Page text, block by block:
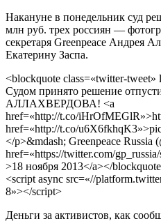
Накануне в понедельник суд
млн руб. трех россиян —
секретаря Greenpeace Андрея
Екатерину Заспа.
<blockquote class=«twitter-
Судом принято решение
АЛЛАХВЕРДОВА! <a
href=«http://t.co/
href=«http://t.co/
</p>&mdash; Greenpeace Russia
href=«https://twitter.com/
>18 ноября 2013</a></
<script async src=«//
8»></script>
Деньги за активистов, как